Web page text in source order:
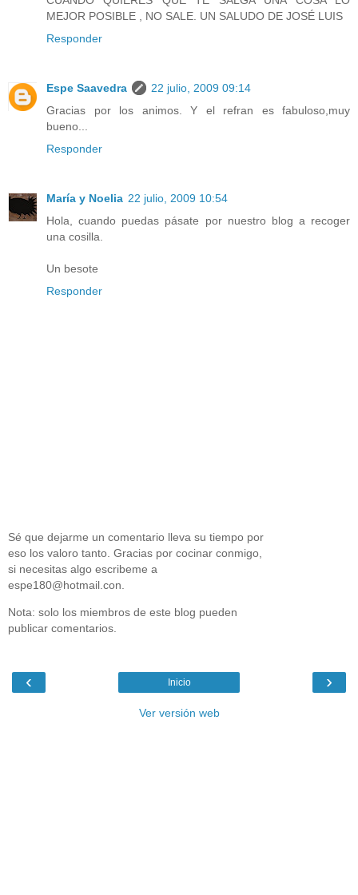
MEJOR POSIBLE , NO SALE. UN SALUDO DE JOSÉ LUIS
Responder
Espe Saavedra
22 julio, 2009 09:14
Gracias por los animos. Y el refran es fabuloso,muy
bueno...
Responder
María y Noelia 22 julio, 2009 10:54
Hola, cuando puedas pásate por nuestro blog a recoger
una cosilla.
Un besote
Responder
Sé que dejarme un comentario lleva su tiempo por
eso los valoro tanto. Gracias por cocinar conmigo,
si necesitas algo escribeme a
espe180@hotmail.con.
Nota: solo los miembros de este blog pueden
publicar comentarios.
‹ ›
Inicio
Ver versión web